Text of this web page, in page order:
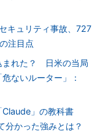
キュリティ事故、727
注目点
まれた？ 日米の当局
ないルーター」：
Claude」の教科書
分かった強みとは？